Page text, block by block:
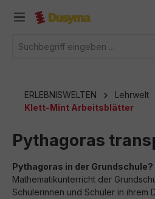
springen
ERLEBNISWELTEN
Lehrwelt
Klett-Mint Arbeitsblätter
Pythagoras
Pythagoras in der Grundschule?
Mathematikunterricht der
Schülerinnen und Schüler in ihrem